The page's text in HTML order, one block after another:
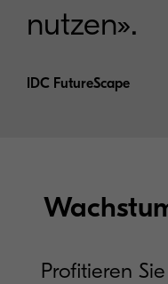
nutzen».
IDC FutureScape
Profitieren